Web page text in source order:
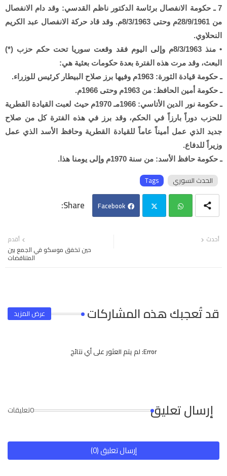
7 ـ حكومة الانفصال برئاسة الدكتور ناظم القدسي: وقد دام الانفصال
من 28/9/1961م وحتى 8/3/1963م. وقد قاد حركة الانفصال عبد الكريم
النحلاوي.
• منذ 8/3/1963م وإلى اليوم فقد وقعت سوريا تحت حكم حزب (*)
البعث، وقد مرت هذه الفترة بعدة حكومات بعثية هي:
ـ حكومة قيادة الثورة: 1963م وفيها برز صلاح البيطار كرئيس للوزراء.
ـ حكومة أمين الحافظ: من 1963م وحتى 1966م.
ـ حكومة نور الدين الأتاسي: 1966مـ 1970م حيث لعبت القيادة القطرية
للحزب دوراً بارزاً في الحكم، وقد برز في هذه الفترة كل من صلاح
جديد الذي عمل أميناً عاماً للقيادة القطرية وحافظ الأسد الذي عمل
وزيراً للدفاع.
ـ حكومة حافظ الأسد: من سنة 1970م وإلى يومنا هذا.
Tags الحدث السوري
Facebook
أحدث أقدم
حين تخفق موسكو في الجمع بين
المتناقضات
قد تُعجبك هذه المشاركات عرض المزيد
Error: لم يتم العثور على أي نتائج
إرسال تعليق 0تعليقات
إرسال تعليق (0)